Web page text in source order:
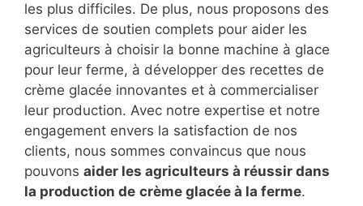
les plus difficiles. De plus, nous proposons des
services de soutien complets pour aider les
agriculteurs à choisir la bonne machine à glace
pour leur ferme, à développer des recettes de
crème glacée innovantes et à commercialiser
leur production. Avec notre expertise et notre
engagement envers la satisfaction de nos
clients, nous sommes convaincus que nous
pouvons aider les agriculteurs à réussir dans
la production de crème glacée à la ferme.